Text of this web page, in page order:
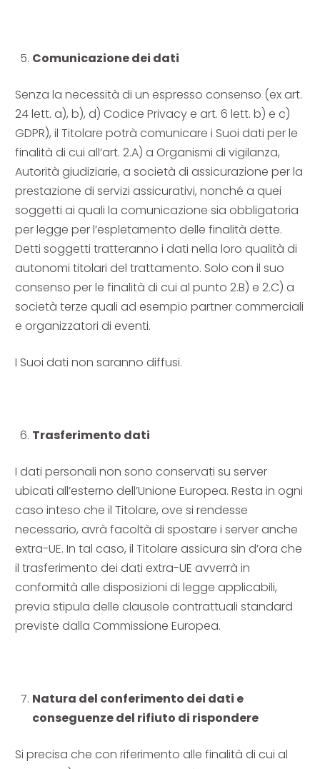
Comunicazione dei dati
Senza la necessità di un espresso consenso (ex art.
24 lett. a), b), d) Codice Privacy e art. 6 lett. b) e c)
GDPR), il Titolare potrà comunicare i Suoi dati per le
finalità di cui all’art. 2.A) a Organismi di vigilanza,
Autorità giudiziarie, a società di assicurazione per la
prestazione di servizi assicurativi, nonché a quei
soggetti ai quali la comunicazione sia obbligatoria
per legge per l’espletamento delle finalità dette.
Detti soggetti tratteranno i dati nella loro qualità di
autonomi titolari del trattamento. Solo con il suo
consenso per le finalità di cui al punto 2.B) e 2.C) a
società terze quali ad esempio partner commerciali
e organizzatori di eventi.
I Suoi dati non saranno diffusi.
Trasferimento dati
I dati personali non sono conservati su server
ubicati all’esterno dell’Unione Europea. Resta in ogni
caso inteso che il Titolare, ove si rendesse
necessario, avrà facoltà di spostare i server anche
extra-UE. In tal caso, il Titolare assicura sin d’ora che
il trasferimento dei dati extra-UE avverrà in
conformità alle disposizioni di legge applicabili,
previa stipula delle clausole contrattuali standard
previste dalla Commissione Europea.
Natura del conferimento dei dati e
conseguenze del rifiuto di rispondere
Si precisa che con riferimento alle finalità di cui al